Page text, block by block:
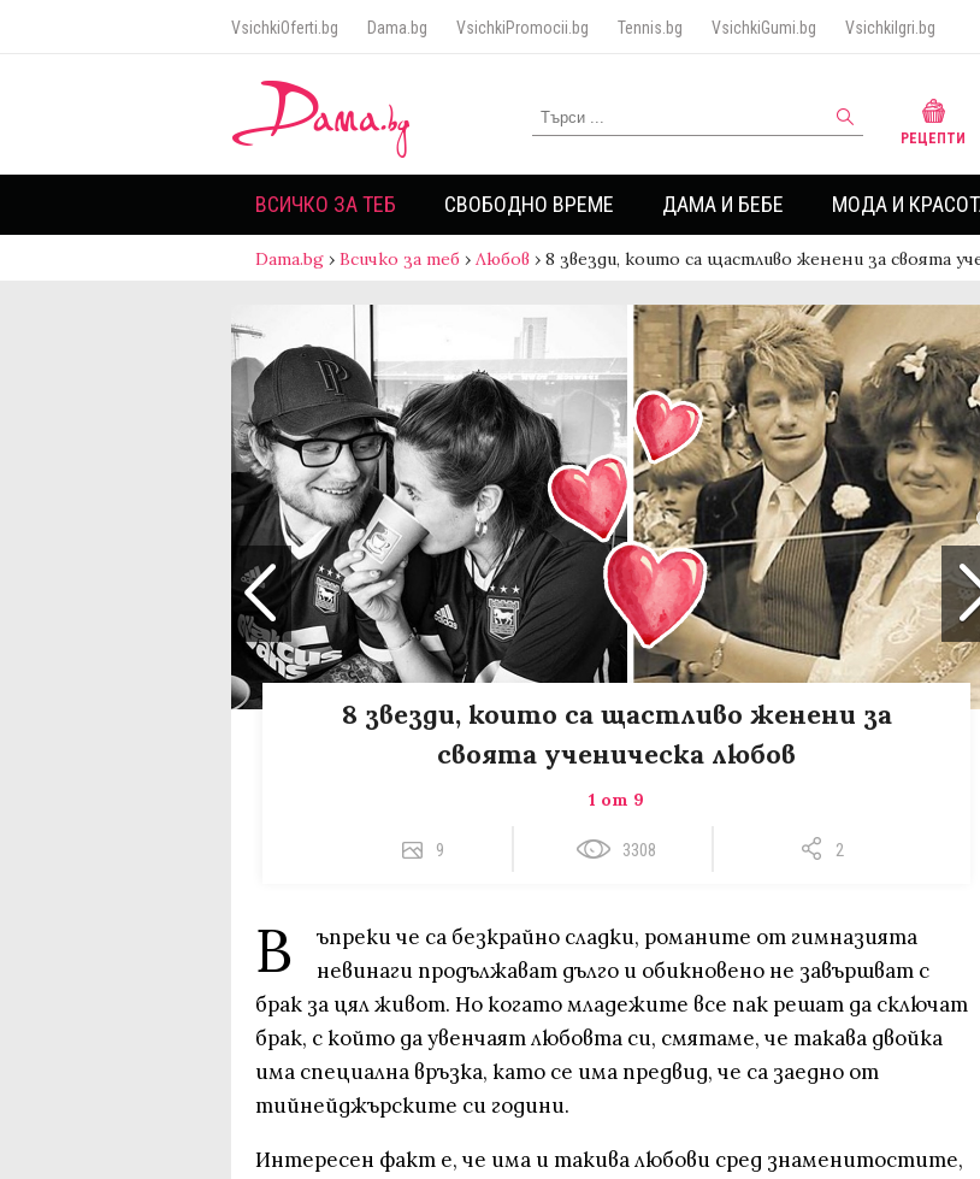
VsichkiOferti.bg Dama.bg VsichkiPromocii.bg Tennis.bg VsichkiGumi.bg VsichkiIgri.bg
РЕЦЕПТИ
ВСИЧКО ЗА ТЕБ СВОБОДНО ВРЕМЕ ДАМА И БЕБЕ МОДА И
Dama.bg › Всичко за теб › Любов › 8 звезди, които са щастливо женени за своята
8 звезди, които са щастливо женени за
своята ученическа любов
1 от 9
9 3308 2
В
ъпреки че са безкрайно сладки, романите от гимназията
невинаги продължават дълго и обикновено не завършват с
брак за цял живот. Но когато младежите все пак решат да сключат
брак, с който да увенчаят любовта си, смятаме, че такава двойка
има специална връзка, като се има предвид, че са заедно от
тийнейджърските си години.
Интересен факт е, че има и такива любови сред знаменитостите,